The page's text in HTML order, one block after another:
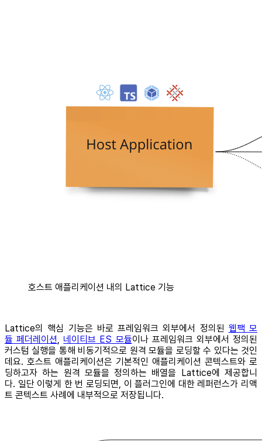
호스트 애플리케이션 내의 Lattice 기능
Lattice의 핵심 기능은 바로 프레임워크 외부에서 정의된 웹팩 모
듈 페더레이션, 네이티브 ES 모듈이나 프레임워크 외부에서 정의된
커스텀 실행을 통해 비동기적으로 원격 모듈을 로딩할 수 있다는 것인
데요. 호스트 애플리케이션은 기본적인 애플리케이션 콘텍스트와 로
딩하고자 하는 원격 모듈을 정의하는 배열을 Lattice에 제공합니
다. 일단 이렇게 한 번 로딩되면, 이 플러그인에 대한 레퍼런스가 리액
트 콘텍스트 사례에 내부적으로 저장됩니다.